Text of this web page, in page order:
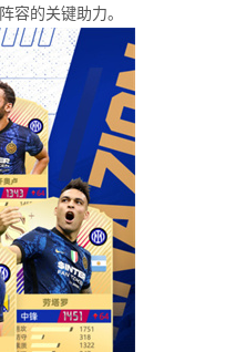
容的关键助力。